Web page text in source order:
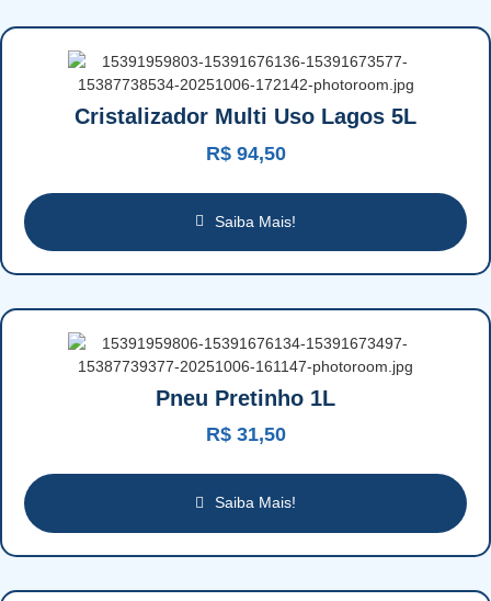
Cristalizador Multi Uso Lagos 5L
R$94,50
Saiba Mais!
Pneu Pretinho 1L
R$31,50
Saiba Mais!